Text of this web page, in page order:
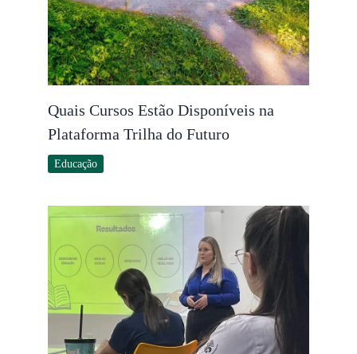
Quais Cursos Estão Disponíveis na
Plataforma Trilha do Futuro
Educação